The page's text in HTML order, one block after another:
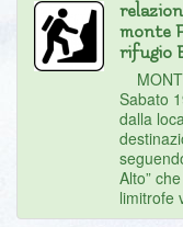
monte
rifugio
Sabato
dalla
Alto”
limitrofe